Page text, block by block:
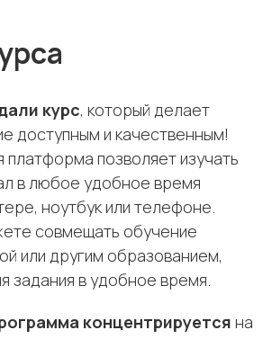
курс, который делает
доступным и качественным!
платформа позволяет изучать
в любое удобное время
ноутбук или телефоне.
совмещать обучение
или другим образованием,
задания в удобное время.
концентрируется на